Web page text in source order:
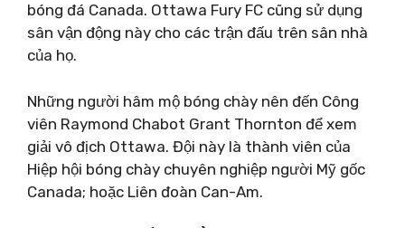
bóng đá Canada. Ottawa Fury FC cũng sử dụng
sân vận động này cho các trận đấu trên sân nhà
của họ.
Những người hâm mộ bóng chày nên đến Công
viên Raymond Chabot Grant Thornton để xem
giải vô địch Ottawa. Đội này là thành viên của
Hiệp hội bóng chày chuyên nghiệp người Mỹ gốc
Canada; hoặc Liên đoàn Can-Am.